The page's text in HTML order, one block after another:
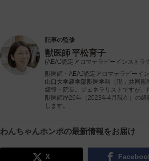
記事の監修
獣医師平松育子
(AEAJ認定アロマテラピーインストラ
獣医師・AEAJ認定アロマテラピーイ
山口大学農学部獣医学科（現：共同
締役・院長。ジェネラリストですが、
獣医師歴26年（2023年4月現在）の
します。
わんちゃんホンポの最新情報をお届け
X